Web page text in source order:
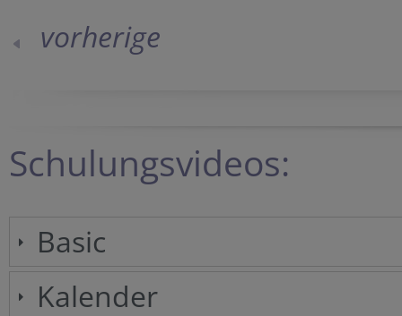
vorherige
Schulungsvideos:
Basic
Kalender